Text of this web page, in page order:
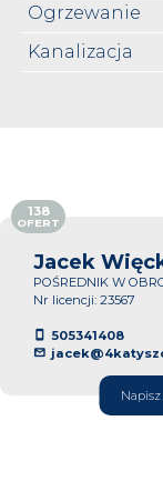
Ogrzewanie
Kanalizacja
Jacek
POŚREDNIK W
Nr licencji: 23567
505341408
138
OFERT